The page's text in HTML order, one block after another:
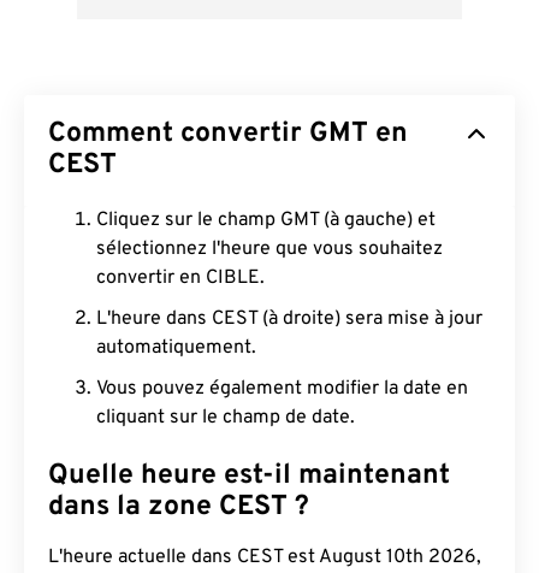
Comment convertir GMT en
CEST
Cliquez sur le champ GMT (à gauche) et
sélectionnez l'heure que vous souhaitez
convertir en CIBLE.
L'heure dans CEST (à droite) sera mise à jour
automatiquement.
Vous pouvez également modifier la date en
cliquant sur le champ de date.
Quelle heure est-il maintenant
dans la zone CEST ?
L'heure actuelle dans CEST est August 10th 2026,